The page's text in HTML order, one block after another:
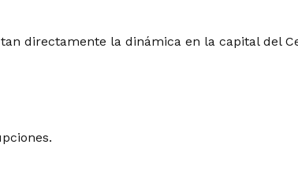
directamente la dinámica en la capital del